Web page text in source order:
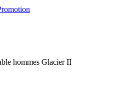
hommes Glacier II